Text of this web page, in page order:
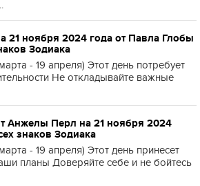
21 ноября 2024 года от Павла Глобы
Зодиака
- 19 апреля) Этот день потребует
Не откладывайте важные
Анжелы Перл на 21 ноября 2024
знаков Зодиака
- 19 апреля) Этот день принесет
планы Доверяйте себе и не бойтесь